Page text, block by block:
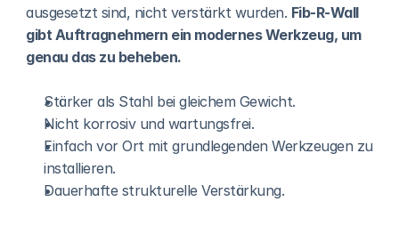
ausgesetzt sind, nicht verstärkt wurden. Fib-R-Wall
gibt Auftragnehmern ein modernes Werkzeug, um
genau das zu beheben.
Stärker als Stahl bei gleichem Gewicht.
Nicht korrosiv und wartungsfrei.
Einfach vor Ort mit grundlegenden Werkzeugen zu
installieren.
Dauerhafte strukturelle Verstärkung.